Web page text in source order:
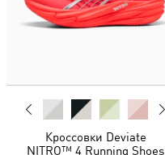
Кроссовки Deviate
NITRO™ 4 Running Shoes